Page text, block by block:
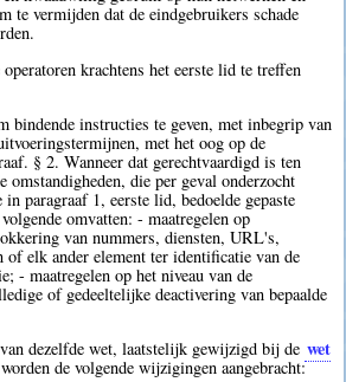
te vermijden dat de eindgebruikers schade
krachtens het eerste lid te treffen
bindende instructies te geven, met inbegrip van
met het oog op de
§ 2. Wanneer dat gerechtvaardigd is ten
omstandigheden, die per geval onderzocht
paragraaf 1, eerste lid, bedoelde gepaste
omvatten: - maatregelen op
van nummers, diensten, URL's,
of elk ander element ter identificatie van de
- maatregelen op het niveau van de
of gedeeltelijke deactivering van bepaalde
dezelfde wet, laatstelijk gewijzigd bij de wet
de volgende wijzigingen aangebracht: